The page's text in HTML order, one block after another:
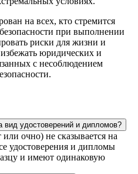
на всех, кто стремится
при выполнении
риски для жизни и
юридических и
с несоблюдением
удостоверений и дипломов?
очно) не сказывается на
удостоверения и дипломы
и имеют одинаковую